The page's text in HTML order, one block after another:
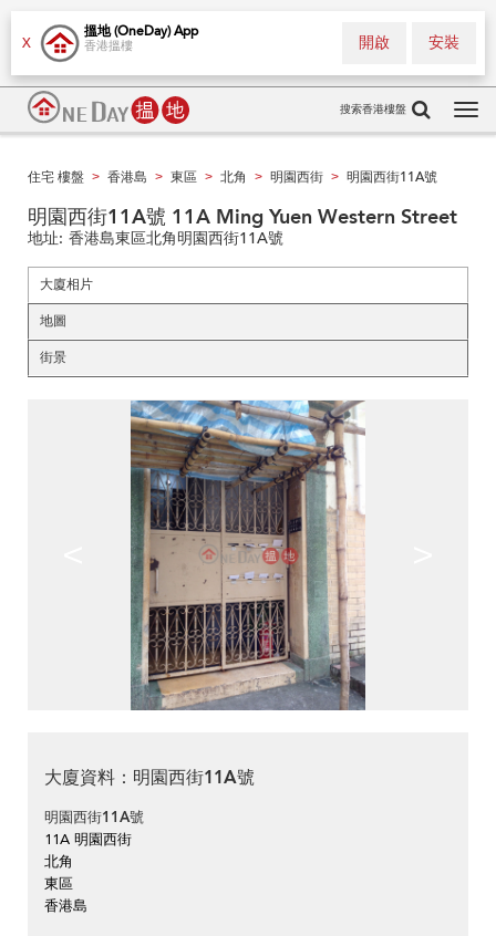
X
搵地 (OneDay) App
香港搵樓 安裝
開啟
搜索香港樓盤
住宅 樓盤 > 香港島 > 東區 > 北角 > 明園西街 > 明園西街11A號
明園西街11A號 11A Ming Yuen Western Street
地址: 香港島東區北角明園西街11A號
大廈相片
地圖
街景
大廈資料：明園西街11A號
明園西街11A號
11A 明園西街
北角
東區
香港島